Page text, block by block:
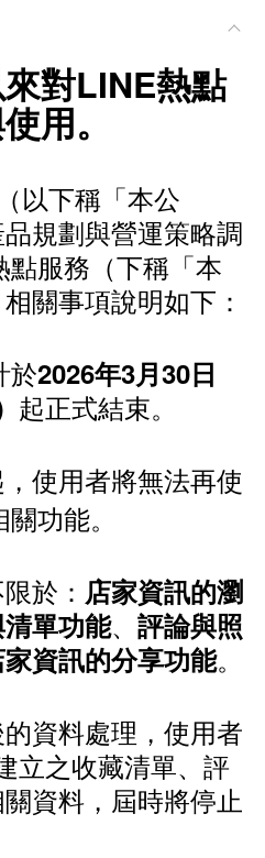
對LINE熱點
用。
以下稱「本公
規劃與營運策略調
服務（下稱「本
關事項說明如下：
於2026年3月30日
起正式結束。
使用者將無法再使
功能。
於： 店家資訊的瀏
單功能、 評論與照
家資訊的分享功能。
資料處理，使用者
立之收藏清單、評
資料，屆時將停止